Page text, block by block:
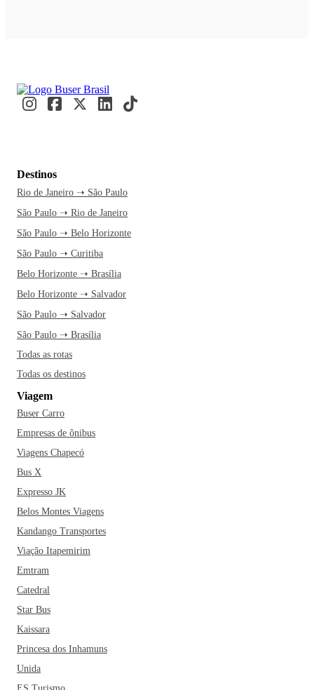
Destinos
Rio de Janeiro ➝ São Paulo
São Paulo ➝ Rio de Janeiro
São Paulo ➝ Belo Horizonte
São Paulo ➝ Curitiba
Belo Horizonte ➝ Brasília
Belo Horizonte ➝ Salvador
São Paulo ➝ Salvador
São Paulo ➝ Brasília
Todas as rotas
Todas os destinos
Viagem
Buser Carro
Empresas de ônibus
Viagens Chapecó
Bus X
Expresso JK
Belos Montes Viagens
Kandango Transportes
Viação Itapemirim
Emtram
Catedral
Star Bus
Kaissara
Princesa dos Inhamuns
Unida
ES Turismo